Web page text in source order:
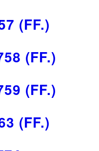
(FF.)
(FF.)
(FF.)
(FF.)